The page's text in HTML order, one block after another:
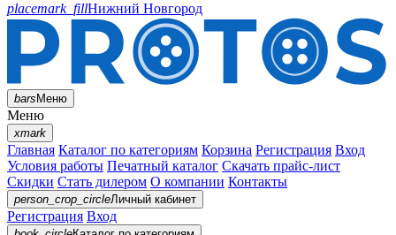
placemark_fillНижний Новгород
barsМеню
Меню
xmark
Главная Каталог по категориям Корзина Регистрация Вход
Условия работы Печатный каталог Скачать прайс-лист
Скидки Стать дилером О компании Контакты
person_crop_circleЛичный кабинет
Регистрация Вход